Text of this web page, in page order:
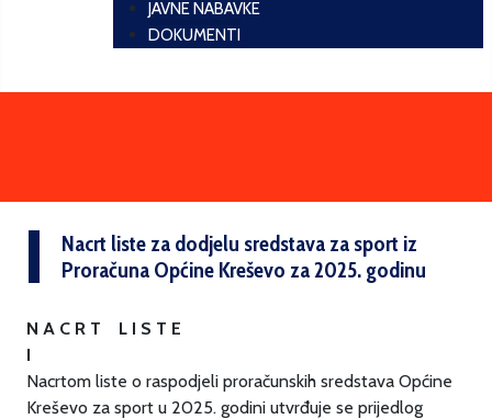
JAVNE NABAVKE
DOKUMENTI
Nacrt liste za dodjelu sredstava za sport iz
Proračuna Općine Kreševo za 2025. godinu
N A C R T L I S T E
I
Nacrtom liste o raspodjeli proračunskih sredstava Općine
Kreševo za sport u 2025. godini utvrđuje se prijedlog